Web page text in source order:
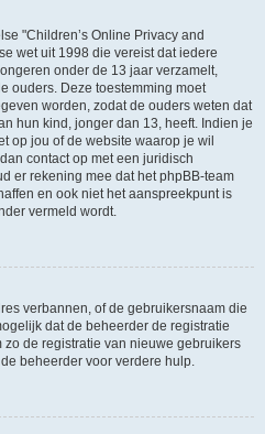
"Children’s Online Privacy and
wet uit 1998 die vereist dat iedere
onder de 13 jaar verzamelt,
ouders. Deze toestemming moet
worden, zodat de ouders weten dat
hun kind, jonger dan 13, heeft. Indien je
op jou of de website waarop je wil
contact op met een juridisch
er rekening mee dat het phpBB-team
en ook niet het aanspreekpunt is
vermeld wordt.
verbannen, of de gebruikersnaam die
dat de beheerder de registratie
de registratie van nieuwe gebruikers
beheerder voor verdere hulp.